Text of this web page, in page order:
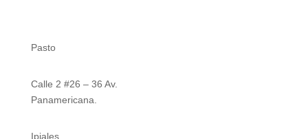
Pasto
Calle 2 #26 – 36 Av.
Panamericana.
Ipiales